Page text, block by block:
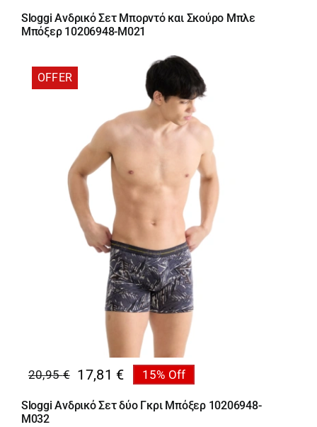
price
was:
τρέχουσα
τιμή
17,81 €.
Sloggi Ανδρικό Σετ Μπορντό και Σκούρο Μπλε
Μπόξερ 10206948-M021
OFFER
20,95€
Original
price
was:
17,81 €
Η
τρέχουσα
τιμή
15% Off
Sloggi Ανδρικό Σετ δύο Γκρι Μπόξερ 10206948-
M032